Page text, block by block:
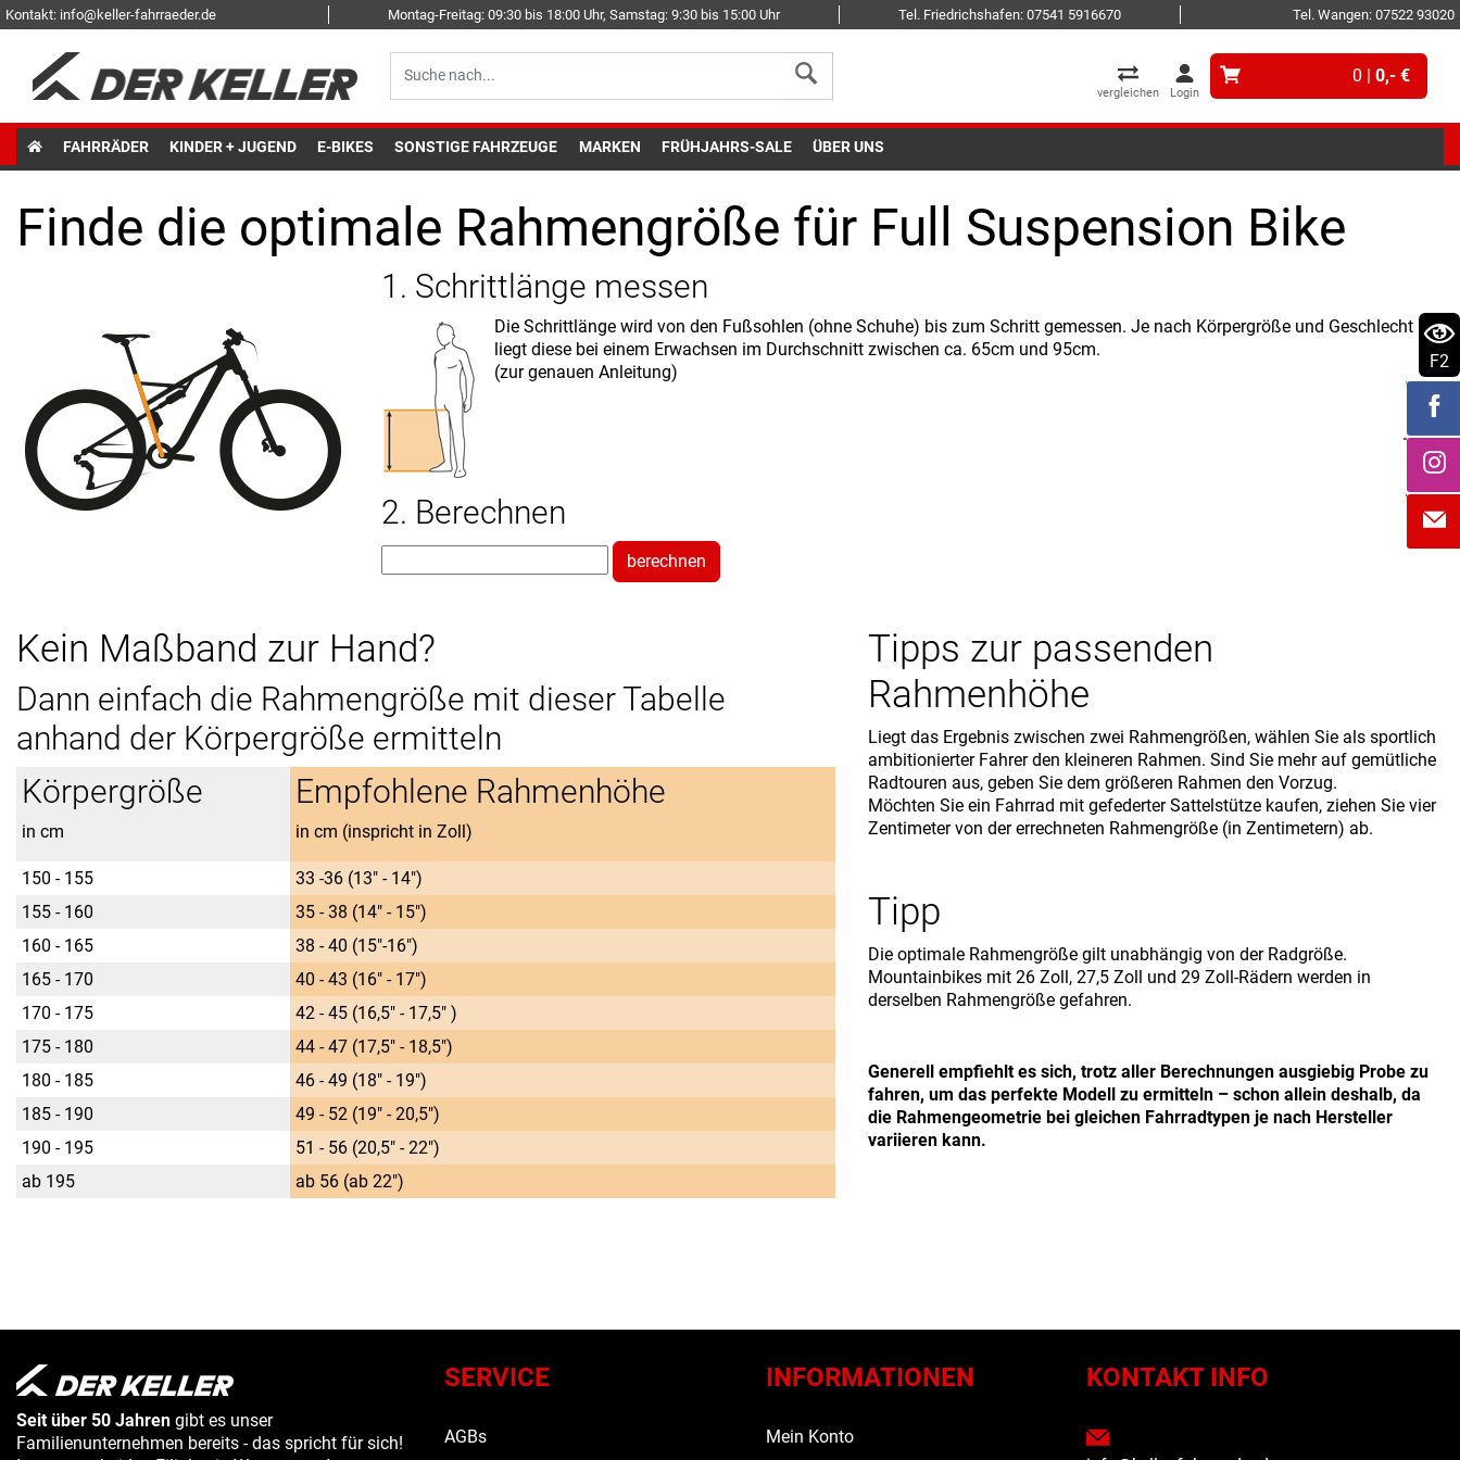
Kontakt: info@keller-fahrraeder.de Montag-Freitag: 09:30 bis 18:00 Uhr, Samstag: 9:30 bis 15:00 Uhr Tel. Friedrichshafen: 07541 5916670 Tel. Wangen: 07522 93020
vergleichen Login
0 | 0,- €
FAHRRÄDER KINDER + JUGEND E-BIKES SONSTIGE FAHRZEUGE MARKEN FRÜHJAHRS-SALE ÜBER UNS
Finde die optimale Rahmengröße für Full Suspension Bike
1. Schrittlänge messen
Die Schrittlänge wird von den Fußsohlen (ohne Schuhe) bis zum Schritt gemessen. Je nach Körpergröße und Geschlecht
liegt diese bei einem Erwachsen im Durchschnitt zwischen ca. 65cm und 95cm.
(zur genauen Anleitung)
2. Berechnen
berechnen
Kein Maßband zur Hand?
Dann einfach die Rahmengröße mit dieser Tabelle
anhand der Körpergröße ermitteln
Körpergröße
in cm
Empfohlene Rahmenhöhe
in cm (inspricht in Zoll)
150 - 155
33 -36 (13" - 14")
155 - 160
35 - 38 (14" - 15")
160 - 165
38 - 40 (15"-16")
165 - 170
40 - 43 (16" - 17")
170 - 175
42 - 45 (16,5" - 17,5" )
175 - 180
44 - 47 (17,5" - 18,5")
180 - 185
46 - 49 (18" - 19")
185 - 190
49 - 52 (19" - 20,5")
190 - 195
51 - 56 (20,5" - 22")
ab 195
ab 56 (ab 22")
Tipps zur passenden
Rahmenhöhe
Liegt das Ergebnis zwischen zwei Rahmengrößen, wählen Sie als sportlich
ambitionierter Fahrer den kleineren Rahmen. Sind Sie mehr auf gemütliche
Radtouren aus, geben Sie dem größeren Rahmen den Vorzug.
Möchten Sie ein Fahrrad mit gefederter Sattelstütze kaufen, ziehen Sie vier
Zentimeter von der errechneten Rahmengröße (in Zentimetern) ab.
Tipp
Die optimale Rahmengröße gilt unabhängig von der Radgröße.
Mountainbikes mit 26 Zoll, 27,5 Zoll und 29 Zoll-Rädern werden in
derselben Rahmengröße gefahren.
Generell empfiehlt es sich, trotz aller Berechnungen ausgiebig Probe zu
fahren, um das perfekte Modell zu ermitteln – schon allein deshalb, da
die Rahmengeometrie bei gleichen Fahrradtypen je nach Hersteller
variieren kann.
Seit über 50 Jahren gibt es unser
Familienunternehmen bereits - das spricht für sich!
SERVICE
AGBs
INFORMATIONEN
Mein Konto
KONTAKT INFO
F2